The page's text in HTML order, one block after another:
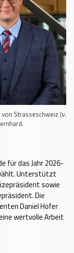
Strasseschweiz (v.
für das Jahr 2026-
Unterstützt
sowie
Die
Daniel Hofer
wertvolle Arbeit